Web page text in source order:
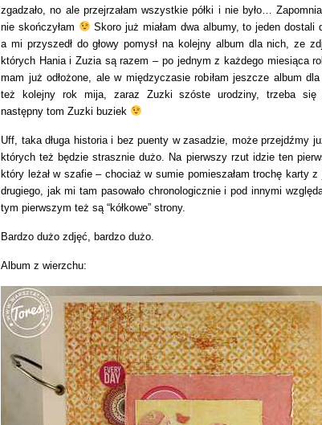
zgadzało, no ale przejrzałam wszystkie półki i nie było…
nie skończyłam
Skoro już miałam dwa albumy, to jeden dostali
a mi przyszedł do głowy pomysł na kolejny album dla nich, ze
których Hania i Zuzia są razem – po jednym z każdego miesiąca
mam już odłożone, ale w międzyczasie robiłam jeszcze album
też kolejny rok mija, zaraz Zuzki szóste urodziny, trzeba się
następny tom Zuzki buziek
Uff, taka długa historia i bez puenty w zasadzie, może przejdźmy
których też będzie strasznie dużo. Na pierwszy rzut idzie ten
który leżał w szafie – chociaż w sumie pomieszałam trochę karty z
drugiego, jak mi tam pasowało chronologicznie i pod innymi
tym pierwszym też są “kółkowe” strony.
Bardzo dużo zdjęć, bardzo dużo.
Album z wierzchu: